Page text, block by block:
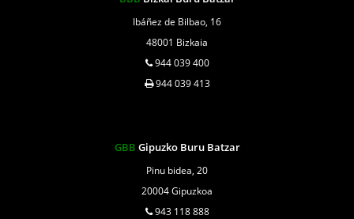
Ibáñez de Bilbao, 16
48001 Bizkaia
944 039 400
944 039 413
GBB Gipuzko Buru Batzar
Pinu bidea, 20
20004 Gipuzkoa
943 118 888